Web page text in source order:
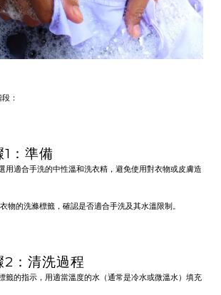
：
：準備
用適合手洗的中性溫和洗衣精，避免使用對衣物或皮膚造
衣物的洗滌標籤，確認是否適合手洗及其水溫限制。
：清洗過程
籤的指示，用適當溫度的水（通常是冷水或微溫水）填充